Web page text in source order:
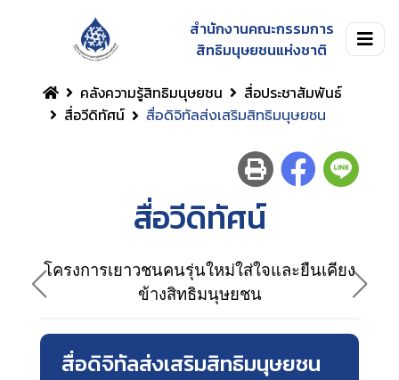
สำนักงานคณะกรรมการ
สิทธิมนุษยชนแห่งชาติ
คลังความรู้สิทธิมนุษยชน
สื่อประชาสัมพันธ์
สื่อวีดิทัศน์
สื่อดิจิทัลส่งเสริมสิทธิมนุษยชน
สื่อวีดิทัศน์
โครงการเยาวชนคนรุ่นใหม่ใส่ใจและยืนเคียง
ข้างสิทธิมนุษยชน
สื่อดิจิทัลส่งเสริมสิทธิมนุษยชน